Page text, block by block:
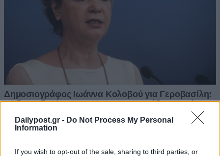
Dailypost.gr - Do Not Process My Personal
Information
If you wish to opt-out of the sale, sharing to third parties, or